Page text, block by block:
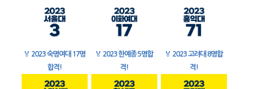
🏅 2023 숙명여대 17명
합격!
🏅 2023 한예종 5명합
격!
🏅 2023 고려대 8명합
격!